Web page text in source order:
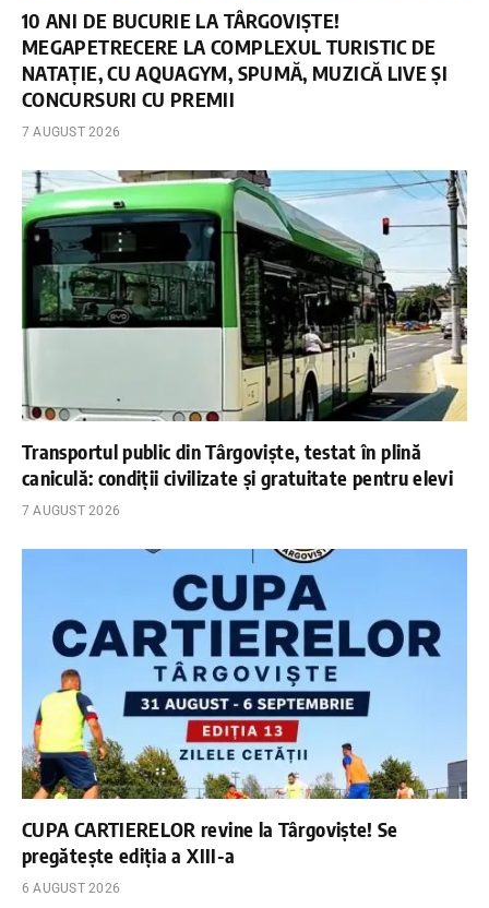
10 ANI DE BUCURIE LA TÂRGOVIȘTE!
MEGAPETRECERE LA COMPLEXUL TURISTIC DE
NATAȚIE, CU AQUAGYM, SPUMĂ, MUZICĂ LIVE ȘI
CONCURSURI CU PREMII
7 AUGUST 2026
Transportul public din Târgoviște, testat în plină
caniculă: condiții civilizate și gratuitate pentru elevi
7 AUGUST 2026
CUPA CARTIERELOR revine la Târgoviște! Se
pregătește ediția a XIII-a
6 AUGUST 2026